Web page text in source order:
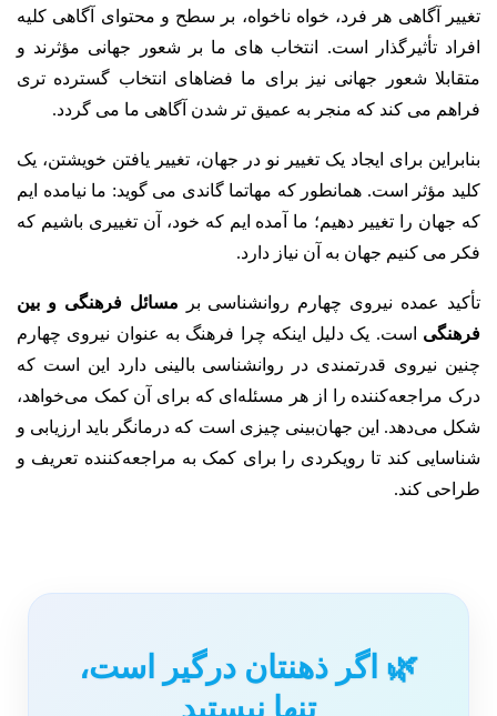
تغییر آگاهی هر فرد، خواه ناخواه، بر سطح و محتوای آگاهی کلیه
افراد تأثیرگذار است. انتخاب های ما بر شعور جهانی مؤثرند و
متقابلا شعور جهانی نیز برای ما فضاهای انتخاب گسترده تری
فراهم می کند که منجر به عمیق تر شدن آگاهی ما می گردد.
بنابراین برای ایجاد یک تغییر نو در جهان، تغییر یافتن خویشتن، یک
کلید مؤثر است. همانطور که مهاتما گاندی می گوید: ما نیامده ایم
که جهان را تغییر دهیم؛ ما آمده ایم که خود، آن تغییری باشیم که
فکر می کنیم جهان به آن نیاز دارد.
تأکید عمده نیروی چهارم روانشناسی بر مسائل فرهنگی و بین
فرهنگی است. یک دلیل اینکه چرا فرهنگ به عنوان نیروی چهارم
چنین نیروی قدرتمندی در روانشناسی بالینی دارد این است که
درک مراجعه‌کننده را از هر مسئله‌ای که برای آن کمک می‌خواهد،
شکل می‌دهد. این جهان‌بینی چیزی است که درمانگر باید ارزیابی و
شناسایی کند تا رویکردی را برای کمک به مراجعه‌کننده تعریف و
طراحی کند.
🌿 اگر ذهنتان درگیر است،
تنها نیستید